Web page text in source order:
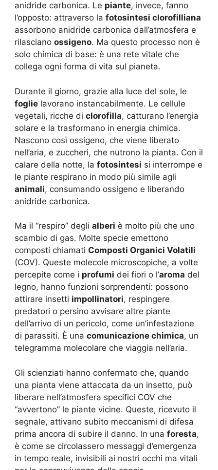
anidride carbonica. Le piante, invece, fanno
l’opposto: attraverso la fotosintesi clorofilliana
assorbono anidride carbonica dall’atmosfera e
rilasciano ossigeno. Ma questo processo non è
solo chimica di base: è una rete vitale che
collega ogni forma di vita sul pianeta.
Durante il giorno, grazie alla luce del sole, le
foglie lavorano instancabilmente. Le cellule
vegetali, ricche di clorofilla, catturano l’energia
solare e la trasformano in energia chimica.
Nascono così ossigeno, che viene liberato
nell’aria, e zuccheri, che nutrono la pianta. Con il
calare della notte, la fotosintesi si interrompe e
le piante respirano in modo più simile agli
animali, consumando ossigeno e liberando
anidride carbonica.
Ma il “respiro” degli alberi è molto più che uno
scambio di gas. Molte specie emettono
composti chiamati Composti Organici Volatili
(COV). Queste molecole microscopiche, a volte
percepite come i profumi dei fiori o l’aroma del
legno, hanno funzioni sorprendenti: possono
attirare insetti impollinatori, respingere
predatori o persino avvisare altre piante
dell’arrivo di un pericolo, come un’infestazione
di parassiti. È una comunicazione chimica, un
telegramma molecolare che viaggia nell’aria.
Gli scienziati hanno confermato che, quando
una pianta viene attaccata da un insetto, può
liberare nell’atmosfera specifici COV che
“avvertono” le piante vicine. Queste, ricevuto il
segnale, attivano subito meccanismi di difesa
prima ancora di subire il danno. In una foresta,
è come se circolassero messaggi d’emergenza
in tempo reale, invisibili ai nostri occhi ma vitali